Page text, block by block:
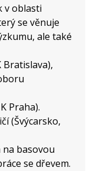
v oblasti
se věnuje
ale také
Bratislava),
Praha).
(Švýcarsko,
basovou
se dřevem.